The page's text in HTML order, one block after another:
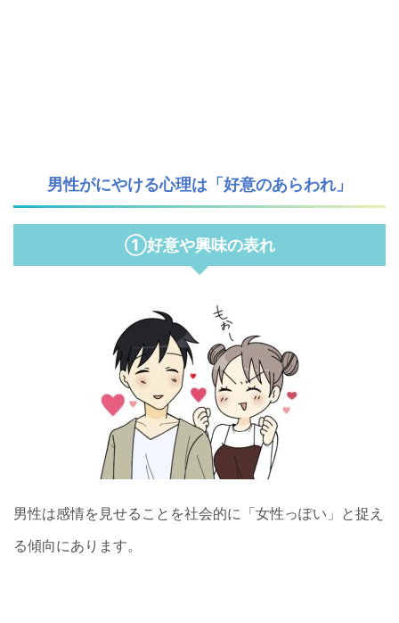
男性がにやける心理は「好意のあらわれ」
①好意や興味の表れ
男性は感情を見せることを社会的に「女性っぽい」と捉え
る傾向にあります。